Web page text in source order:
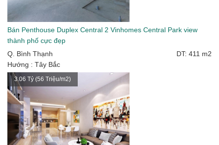
Bán Penthouse Duplex Central 2 Vinhomes Central Park view
thành phố cực đẹp
Q. Bình Thạnh
DT: 411 m2
Hướng : Tây Bắc
3.06 Tỷ (56 Triệu/m2)